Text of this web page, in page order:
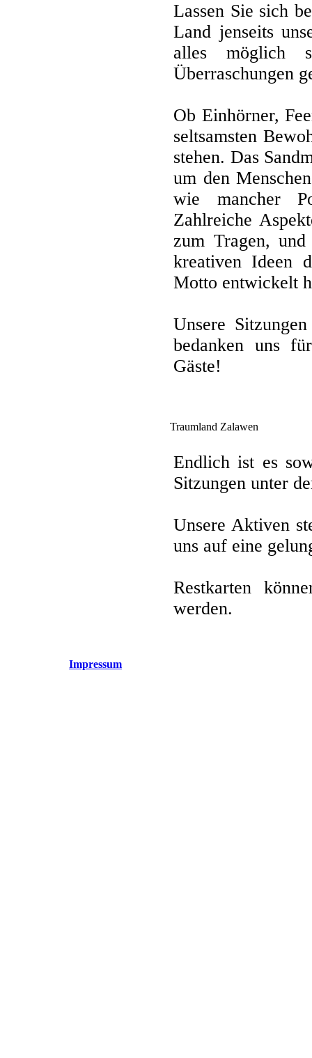
Lassen Sie sich
Land jenseits
alles möglich
Überraschungen
Ob Einhörner,
seltsamsten
stehen. Das
um den
wie mancher
Zahlreiche
zum Tragen,
kreativen Ideen
Motto entwickelt
Unsere
bedanken uns
Gäste!
Traumland Zalawen
Endlich ist es
Sitzungen unter
Unsere Aktiven
uns auf eine
Restkarten
werden.
Impressum